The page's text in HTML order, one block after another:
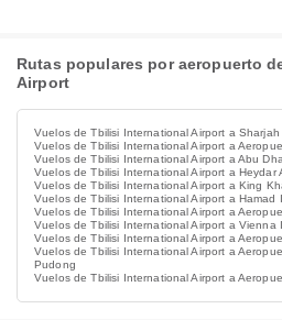
Rutas populares por aeropuerto
Airport
Vuelos de Tbilisi International Airport a
Vuelos de Tbilisi International Airport a
Vuelos de Tbilisi International Airport a Abu
Vuelos de Tbilisi International Airport a Heydar
Vuelos de Tbilisi International Airport a King
Vuelos de Tbilisi International Airport a Hamad
Vuelos de Tbilisi International Airport a
Vuelos de Tbilisi International Airport a Vienna
Vuelos de Tbilisi International Airport a
Vuelos de Tbilisi International Airport a
Pudong
Vuelos de Tbilisi International Airport a